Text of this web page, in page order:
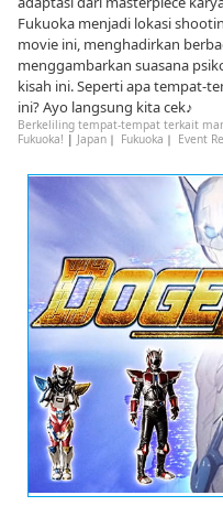
Fukuoka menjadi lokasi
movie ini, menghadirkan
menggambarkan suasana
kisah ini. Seperti apa tempat-
ini? Ayo langsung kita cek♪
Berkeliling tempat-tempat terkait
Fukuoka! | Japan｜ Fukuoka ｜ Event